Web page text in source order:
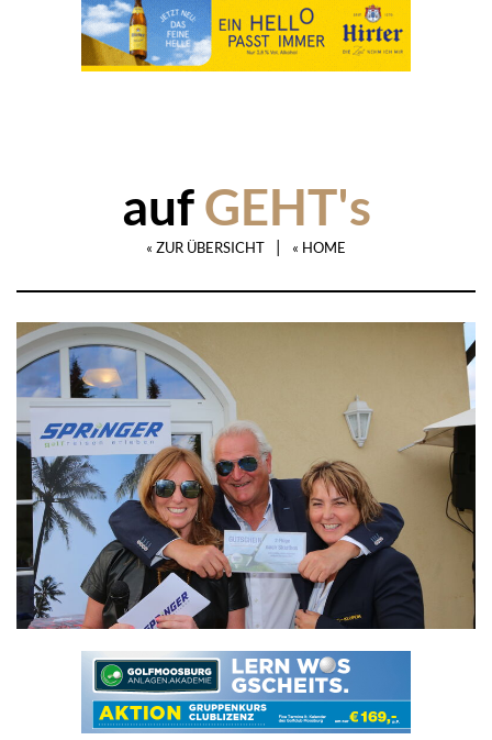
aufGEHT's
« ZUR ÜBERSICHT | « HOME